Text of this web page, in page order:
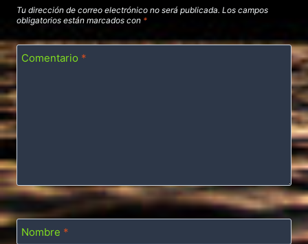
Tu dirección de correo electrónico no será publicada. Los campos
obligatorios están marcados con *
Comentario *
Nombre *